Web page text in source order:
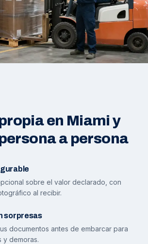
en Miami y
a persona
sobre el valor declarado, con
al recibir.
sorpresas
documentos antes de embarcar para
y demoras.